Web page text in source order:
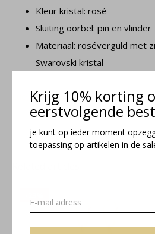
Krijg 10% korting
eerstvolgende
je kunt op ieder moment
toepassing op artikelen in de
Kleur kristal: rosé
Sluiting oorbel: pin en vlinder
Materiaal: roséverguld met
Swarovski kristal
Lucy collectie